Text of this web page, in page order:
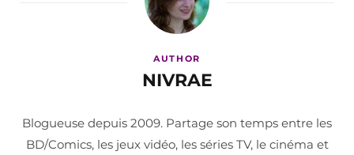
AUTHOR
NIVRAE
Blogueuse depuis 2009. Partage son temps entre les
BD/Comics, les jeux vidéo, les séries TV, le cinéma et